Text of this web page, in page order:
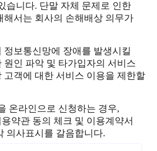
습니다. 단말 자체 문제로 인한
해서는 회사의 손해배상 의무가
보통신망에 장애를 발생시킬
원인 파악 및 타가입자의 서비스
고객에 대한 서비스 이용을 제한할
온라인으로 신청하는 경우,
약관 동의 체크 및 이용계약서
의사표시를 갈음합니다.